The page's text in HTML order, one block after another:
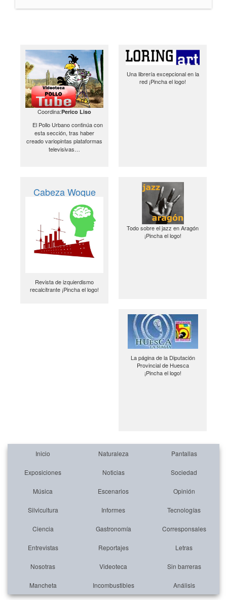
Coordina:Perico Liso
El Pollo Urbano continúa con
esta sección, tras haber
creado variopintas plataformas
televisivas…
Una librería excepcional en la
red ¡Pincha el logo!
Cabeza Woque
Revista de izquierdismo
recalcitrante ¡Pincha el logo!
Todo sobre el jazz en Aragón
¡Pincha el logo!
La página de la Diputación
Provincial de Huesca
¡Pincha el logo!
Inicio Naturaleza Pantallas
Exposiciones Noticias Sociedad
Música Escenarios Opinión
Silvicultura Informes Tecnologías
Ciencia Gastronomía Corresponsales
Entrevistas Reportajes Letras
Nosotras Videoteca Sin barreras
Mancheta Incombustibles Análisis